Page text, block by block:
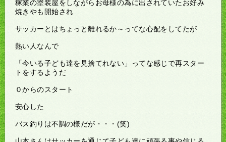
稼業の塗装屋をしながらお母様の為に出されていたお好み
焼きやも開始され
サッカーとはちょっと離れるか～ってな心配をしてたが
熱い人なんで
「今いる子ども達を見捨てれない」ってな感じで再スター
トをするようだ
０からのスタート
安心した
バス釣りは不調の様だが・・・(笑)